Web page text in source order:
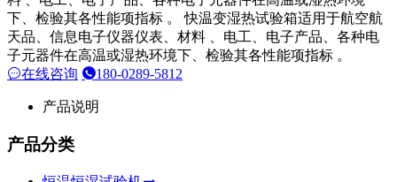
下、检验其各性能项指标 。 快温变湿热试验箱适用于航空航
天品、信息电子仪器仪表、材料 、电工、电子产品、各种电
子元器件在高温或湿热环境下、检验其各性能项指标 。
在线咨询
180-0289-5812
产品说明
产品分类